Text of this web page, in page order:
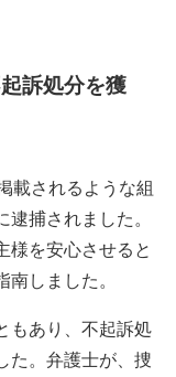
訴処分を獲
載されるような組
捕されました。
様を安心させると
南しました。
もあり、不起訴処
た。弁護士が、捜